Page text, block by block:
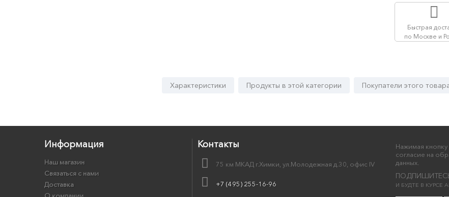
Быстрая
по Москве и
Характеристики Продукты в этой категории Покупатели этого
Информация
Наш магазин
Связаться с нами
Доставка
О компании
Контакты
75 км МКАД г.Химки, ул.Молодежная д.30, офис IV
+7 (495) 255-16-96
Нажимая кнопку
согласие на
данных.
И БУДТЕ В КУРСЕ